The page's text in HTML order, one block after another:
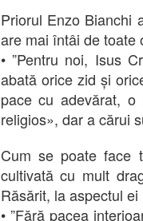
Priorul Enzo Bianchi
are mai întâi de toate
• ”Pentru noi, Isus
abată orice zid și
pace cu adevărat,
religios», dar a cărui
Cum se poate face
cultivată cu mult
Răsărit, la aspectul
• ”Fără pacea